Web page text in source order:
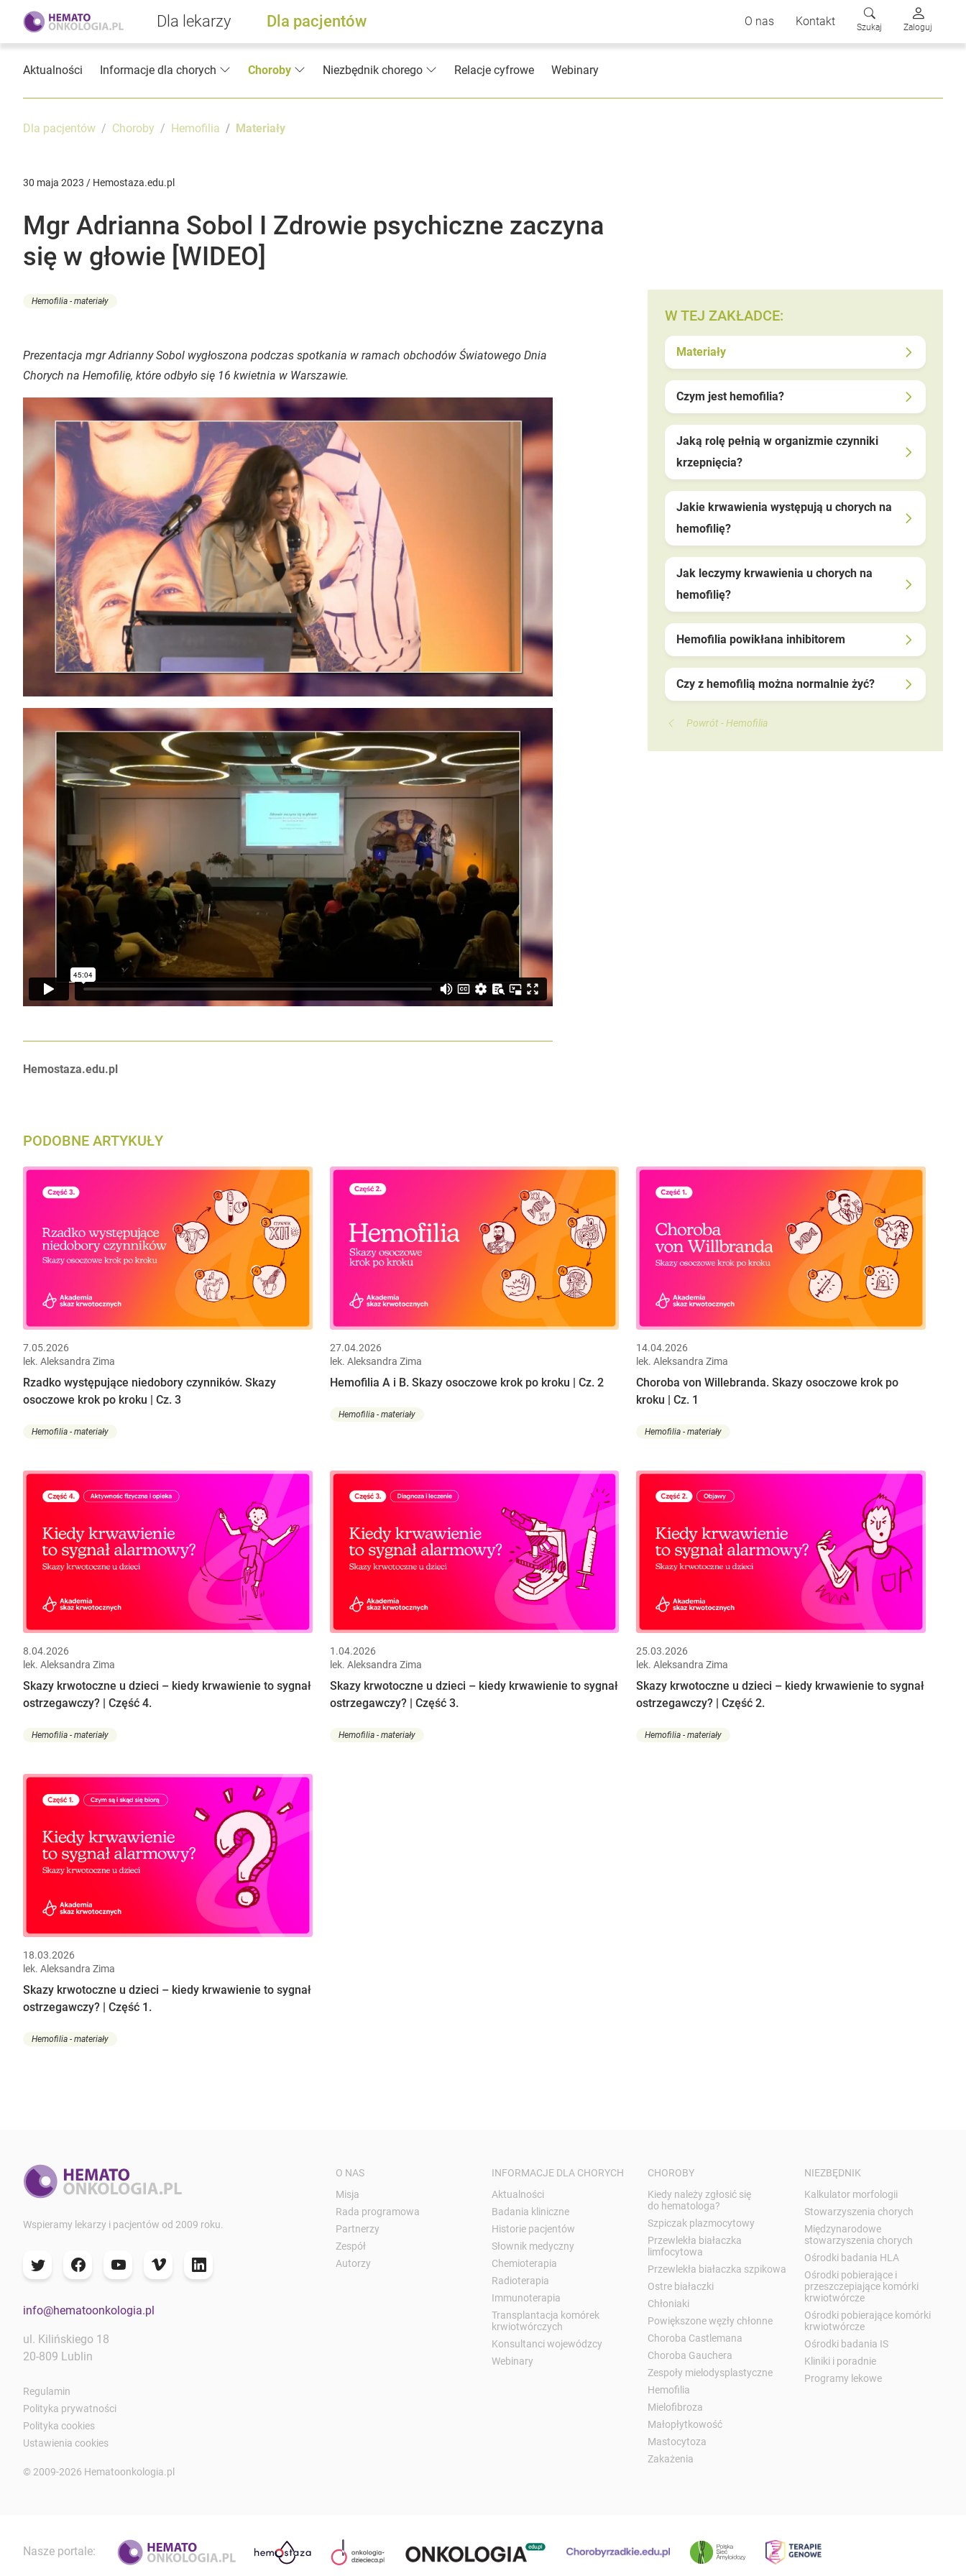
Dla lekarzy Dla pacjentów O nas Kontakt Szukaj Zaloguj
Aktualności Informacje dla chorych Choroby Niezbędnik chorego Relacje cyfrowe Webinary
Dla pacjentów Choroby Hemofilia Materiały
30 maja 2023 / Hemostaza.edu.pl
Mgr Adrianna Sobol I Zdrowie psychiczne zaczyna
się w głowie [WIDEO]
Hemofilia - materiały
Prezentacja mgr Adrianny Sobol wygłoszona podczas spotkania w ramach obchodów Światowego Dnia
Chorych na Hemofilię, które odbyło się 16 kwietnia w Warszawie.
Autorzy:
Hemostaza.edu.pl
W TEJ ZAKŁADCE:
Materiały
Czym jest hemofilia?
Jaką rolę pełnią w organizmie czynniki
krzepnięcia?
Jakie krwawienia występują u chorych na
hemofilię?
Jak leczymy krwawienia u chorych na
hemofilię?
Hemofilia powikłana inhibitorem
Czy z hemofilią można normalnie żyć?
Powrót - Hemofilia
PODOBNE ARTYKUŁY
7.05.2026
lek. Aleksandra Zima
Rzadko występujące niedobory czynników. Skazy
osoczowe krok po kroku | Cz. 3
Hemofilia - materiały
27.04.2026
lek. Aleksandra Zima
Hemofilia A i B. Skazy osoczowe krok po kroku | Cz. 2
Hemofilia - materiały
14.04.2026
lek. Aleksandra Zima
Choroba von Willebranda. Skazy osoczowe krok po
kroku | Cz. 1
Hemofilia - materiały
8.04.2026
lek. Aleksandra Zima
Skazy krwotoczne u dzieci – kiedy krwawienie to sygnał
ostrzegawczy? | Część 4.
Hemofilia - materiały
1.04.2026
lek. Aleksandra Zima
Skazy krwotoczne u dzieci – kiedy krwawienie to sygnał
ostrzegawczy? | Część 3.
Hemofilia - materiały
25.03.2026
lek. Aleksandra Zima
Skazy krwotoczne u dzieci – kiedy krwawienie to sygnał
ostrzegawczy? | Część 2.
Hemofilia - materiały
18.03.2026
lek. Aleksandra Zima
Skazy krwotoczne u dzieci – kiedy krwawienie to sygnał
ostrzegawczy? | Część 1.
Hemofilia - materiały
Wspieramy lekarzy i pacjentów od 2009 roku.
info@hematoonkologia.pl
ul. Kilińskiego 18
20-809 Lublin
Regulamin
Polityka prywatności
Polityka cookies
Ustawienia cookies
© 2009-2026 Hematoonkologia.pl
O NAS
Misja
Rada programowa
Partnerzy
Zespół
Autorzy
INFORMACJE DLA CHORYCH
Aktualności
Badania kliniczne
Historie pacjentów
Słownik medyczny
Chemioterapia
Radioterapia
Immunoterapia
Transplantacja komórek
krwiotwórczych
Konsultanci wojewódzcy
Webinary
CHOROBY
Kiedy należy zgłosić się
do hematologa?
Szpiczak plazmocytowy
Przewlekła białaczka
limfocytowa
Przewlekła białaczka szpikowa
Ostre białaczki
Chłoniaki
Powiększone węzły chłonne
Choroba Castlemana
Choroba Gauchera
Zespoły mielodysplastyczne
Hemofilia
Mielofibroza
Małopłytkowość
Mastocytoza
Zakażenia
NIEZBĘDNIK
Kalkulator morfologii
Stowarzyszenia chorych
Międzynarodowe
stowarzyszenia chorych
Ośrodki badania HLA
Ośrodki pobierające i
przeszczepiające komórki
krwiotwórcze
Ośrodki pobierające komórki
krwiotwórcze
Ośrodki badania IS
Kliniki i poradnie
Programy lekowe
Nasze portale: